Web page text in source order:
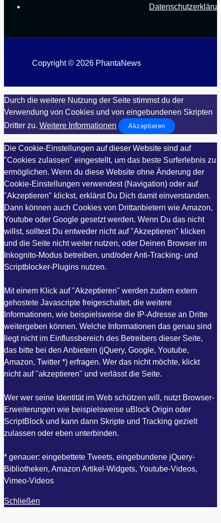
Copyright © 2026 PhantaNews
Durch die weitere Nutzung der Seite stimmst du der
Verwendung von Cookies und von eingebundenen Skripten
Dritter zu. Weitere Informationen Akzeptieren
Die Cookie-Einstellungen auf dieser Website sind auf
"Cookies zulassen" eingestellt, um das beste Surferlebnis zu
ermöglichen. Wenn du diese Website ohne Änderung der
Cookie-Einstellungen verwendest (Navigation) oder auf
"Akzeptieren" klickst, erklärst Du Dich damit einverstanden.
Dann können auch Cookies von Drittanbietern wie Amazon,
Youtube oder Google gesetzt werden. Wenn Du das nicht
willst, solltest Du entweder nicht auf "Akzeptieren" klicken
und die Seite nicht weiter nutzen, oder Deinen Browser im
Inkognito-Modus betreiben, und/oder Anti-Tracking- und
Scriptblocker-Plugins nutzen.
Mit einem Klick auf "Akzeptieren" werden zudem extern
gehostete Javascripte freigeschaltet, die weitere
Informationen, wie beispielsweise die IP-Adresse an Dritte
weitergeben können. Welche Informationen das genau sind
liegt nicht im Einflussbereich des Betreibers dieser Seite,
das bitte bei den Anbietern (jQuery, Google, Youtube,
Amazon, Twitter *) erfragen. Wer das nicht möchte, klickt
nicht auf "akzeptieren" und verlässt die Seite.
Wer wer seine Identität im Web schützen will, nutzt Browser-
Erweiterungen wie beispielsweise uBlock Origin oder
ScriptBlock und kann dann Skripte und Tracking gezielt
zulassen oder eben unterbinden.
* genauer: eingebettete Tweets, eingebundene jQuery-
Bibliotheken, Amazon Artikel-Widgets, Youtube-Videos,
Vimeo-Videos
Schließen